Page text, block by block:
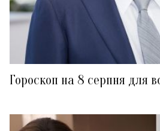
Гороскоп на 8 серпня для